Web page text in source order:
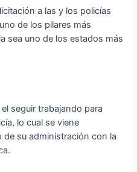
a las y los policías
de los pilares más
sea uno de los estados más
seguir trabajando para
lo cual se viene
de su administración con la